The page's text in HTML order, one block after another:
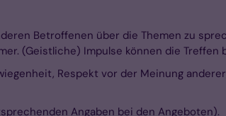
Betroffenen über die Themen zu
(Geistliche) Impulse können die Treffen
Respekt vor der Meinung
Angaben bei den Angeboten).